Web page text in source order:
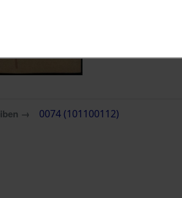
→ 0074 (101100112)